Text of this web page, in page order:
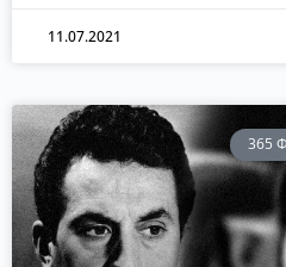
11.07.2021
365